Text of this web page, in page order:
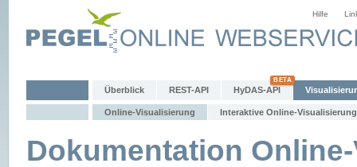
Hilfe
Überblick REST-API HyDAS-API
Online-Visualisierung Interaktive Online-Visualisierung
Dokumentation